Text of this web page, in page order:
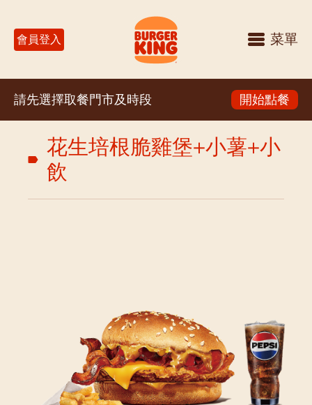
會員登入 菜單
請先選擇取餐門市及時段 開始點餐
花生培根脆雞堡+小薯+小
飲